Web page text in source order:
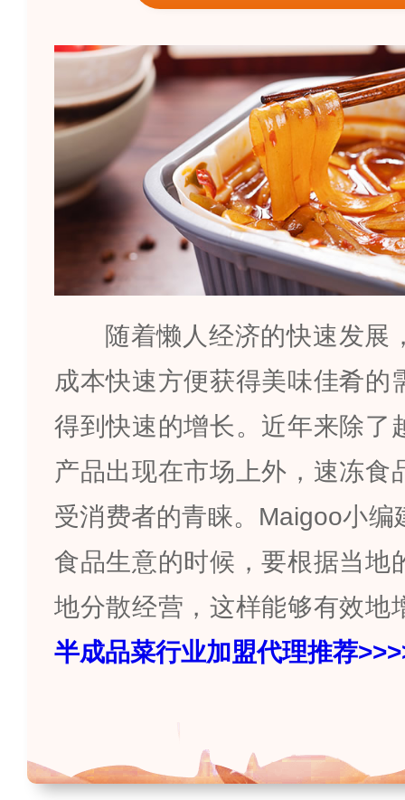
随着懒人经济的快速发展
成本快速方便获得美味佳肴的
得到快速的增长。近年来除了
产品出现在市场上外，速冻食
受消费者的青睐。 Maigoo小编
食品生意的时候，要根据当地
地分散经营，这样能够有效地
半成品菜行业加盟代理推荐